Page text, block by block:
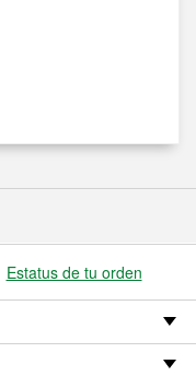
Estatus de tu orden